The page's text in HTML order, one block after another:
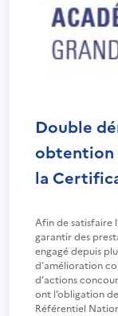
Double
obtention
la
Afin de satisfaire
garantir des
engagé depuis
d’amélioration
d’actions
ont l’obligation
Référentiel